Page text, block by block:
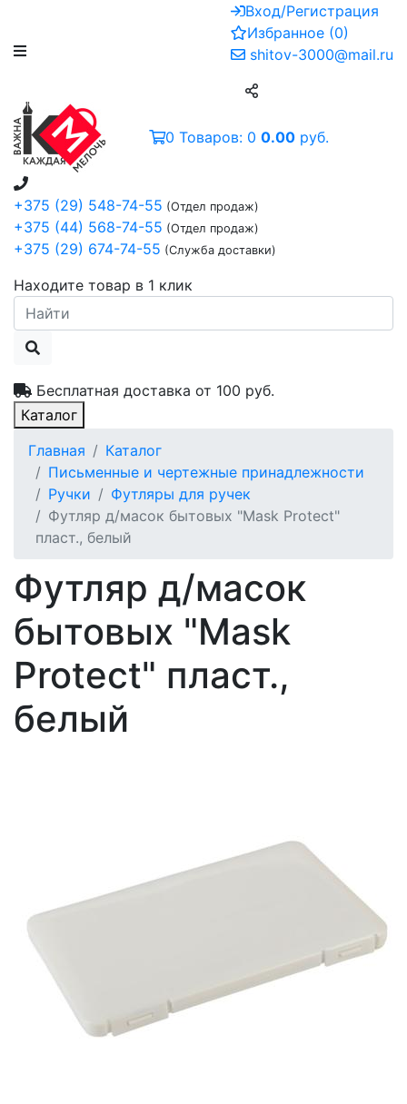
Вход/Регистрация
Избранное (0)
shitov-3000@mail.ru
+375 (29) 548-74-55 (Отдел продаж)
+375 (44) 568-74-55 (Отдел продаж)
+375 (29) 674-74-55 (Служба доставки)
Находите товар в 1 клик
Бесплатная доставка от 100 руб.
0 Товаров: 0 0.00 руб.
Каталог
Главная
Каталог
Письменные и чертежные принадлежности
Ручки
Футляры для ручек
Футляр д/масок бытовых "Mask Protect"
пласт., белый
Футляр д/масок
бытовых "Mask
Protect" пласт.,
белый